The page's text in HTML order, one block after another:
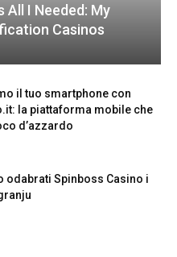
All I Needed: My
Casinos
il tuo smartphone con
la piattaforma mobile che
d’azzardo
odabrati Spinboss Casino i